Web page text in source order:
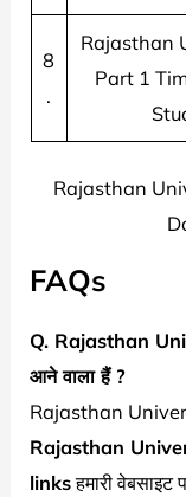
8
.
Rajasthan
Part 1
Rajasthan
FAQs
Q. Rajasthan
आने वाला हैं ?
Rajasthan
Rajasthan
linksहमारी